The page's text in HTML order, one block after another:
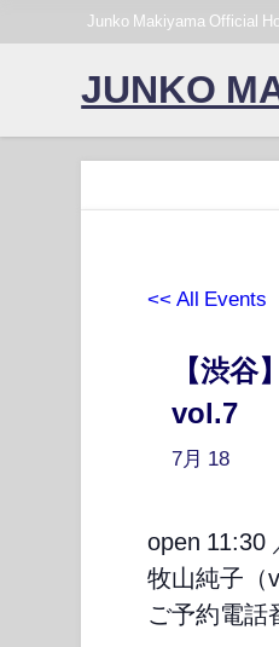
Junko Makiyama Official
JUNKO
<< All Events
【渋
vol.7
7月 18
open 11:30
牧山純子（
ご予約電話